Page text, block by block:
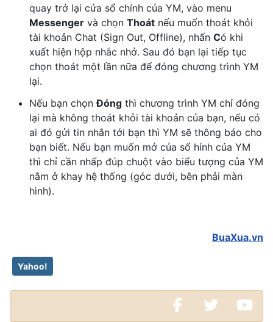
quay trở lại cửa sổ chính của YM, vào menu
Messenger và chọn Thoát nếu muốn thoát khỏi
tài khoản Chat (Sign Out, Offline), nhấn Có khi
xuất hiện hộp nhắc nhở. Sau đó bạn lại tiếp tục
chọn thoát một lần nữa để đóng chương trình YM
lại.
Nếu bạn chọnĐóng thì chương trình YM chỉ đóng
lại mà không thoát khỏi tài khoản của bạn, nếu có
ai đó gửi tin nhắn tới bạn thì YM sẽ thông báo cho
bạn biết. Nếu bạn muốn mở của sổ hính của YM
thì chỉ cần nhấp đúp chuột vào biểu tượng của YM
nằm ở khay hệ thống (góc dưới, bên phải màn
hình).
BuaXua.vn
Yahoo!